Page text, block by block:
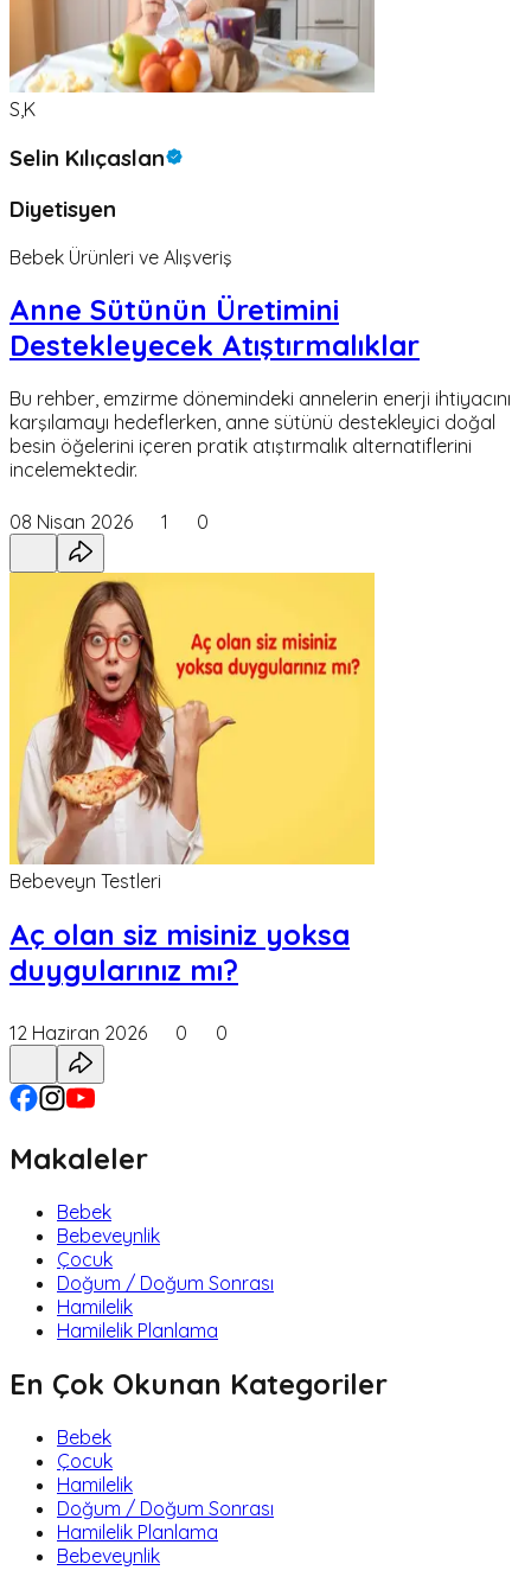
S,K
Selin Kılıçaslan
Diyetisyen
Bebek Ürünleri ve Alışveriş
Anne Sütünün Üretimini
Destekleyecek Atıştırmalıklar
Bu rehber, emzirme dönemindeki annelerin enerji ihtiyacını
karşılamayı hedeflerken, anne sütünü destekleyici doğal
besin öğelerini içeren pratik atıştırmalık alternatiflerini
incelemektedir.
08 Nisan 2026 1 0
Bebeveyn Testleri
Aç olan siz misiniz yoksa
duygularınız mı?
12 Haziran 2026 0 0
Makaleler
Bebek
Bebeveynlik
Çocuk
Doğum / Doğum Sonrası
Hamilelik
Hamilelik Planlama
En Çok Okunan Kategoriler
Bebek
Çocuk
Hamilelik
Doğum / Doğum Sonrası
Hamilelik Planlama
Bebeveynlik